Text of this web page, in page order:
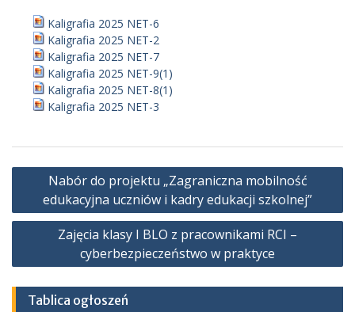
Kaligrafia 2025 NET-6
Kaligrafia 2025 NET-2
Kaligrafia 2025 NET-7
Kaligrafia 2025 NET-9(1)
Kaligrafia 2025 NET-8(1)
Kaligrafia 2025 NET-3
Nawigacja
wpisu
Nabór do projektu „Zagraniczna mobilność
edukacyjna uczniów i kadry edukacji szkolnej”
Zajęcia klasy I BLO z pracownikami RCI –
cyberbezpieczeństwo w praktyce
Tablica ogłoszeń